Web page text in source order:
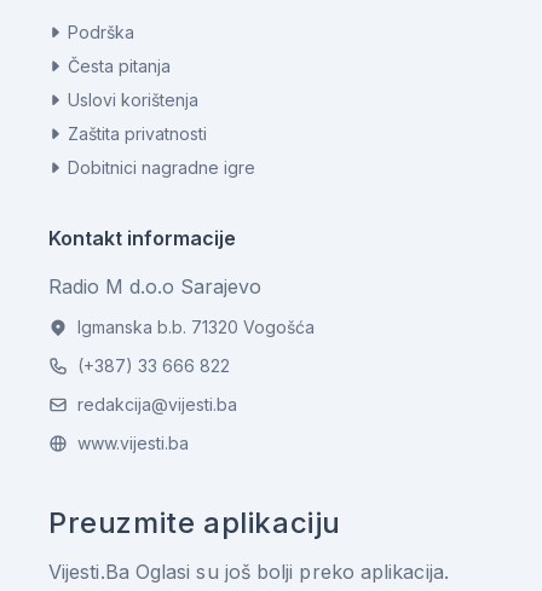
Podrška
Česta pitanja
Uslovi korištenja
Zaštita privatnosti
Dobitnici nagradne igre
Kontakt informacije
Radio M d.o.o Sarajevo
Igmanska b.b. 71320 Vogošća
(+387) 33 666 822
redakcija@vijesti.ba
www.vijesti.ba
Preuzmite aplikaciju
Vijesti.Ba Oglasi su još bolji preko aplikacija.